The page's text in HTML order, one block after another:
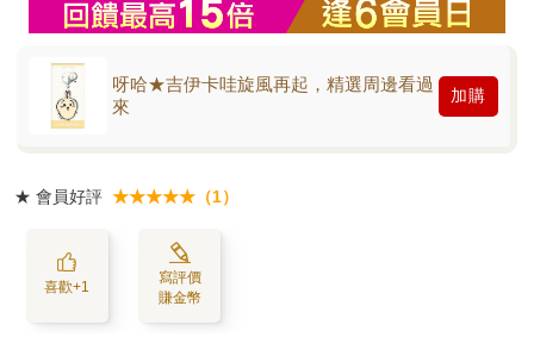
呀哈★吉伊卡哇旋風再起，精選周邊看過
來
加購
★ 會員好評 ★★★★★（1）
喜歡+1
寫評價
賺金幣